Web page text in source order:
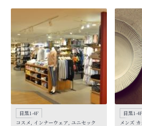
目黒1-4F
コスメ, インナーウェア, ユニセック
目黒1-4F
メンズ